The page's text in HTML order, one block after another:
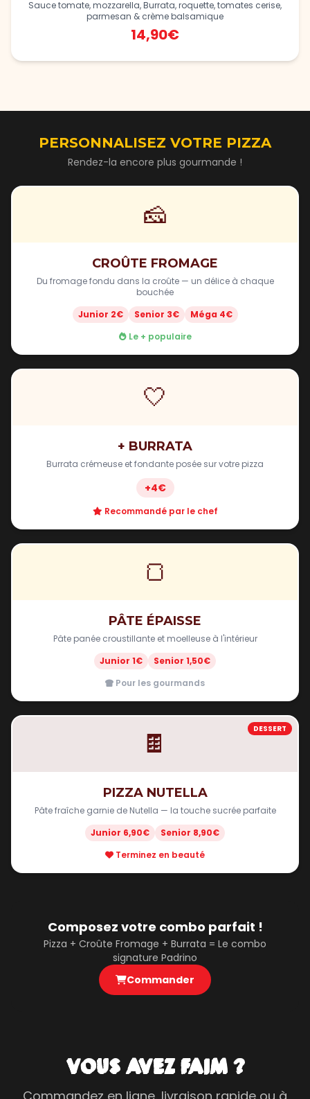
Sauce tomate, mozzarella, Burrata, roquette, tomates cerise,
parmesan & crème balsamique
14,90€
PERSONNALISEZ VOTRE PIZZA
Rendez-la encore plus gourmande !
🧀
CROÛTE FROMAGE
Du fromage fondu dans la croûte — un délice à chaque
bouchée
Junior 2€
Senior 3€
Méga 4€
Le + populaire
🤍
+ BURRATA
Burrata crémeuse et fondante posée sur votre pizza
+4€
Recommandé par le chef
🍞
PÂTE ÉPAISSE
Pâte panée croustillante et moelleuse à l'intérieur
Junior 1€
Senior 1,50€
Pour les gourmands
DESSERT
🍫
PIZZA NUTELLA
Pâte fraîche garnie de Nutella — la touche sucrée parfaite
Junior 6,90€
Senior 8,90€
Terminez en beauté
Composez votre combo parfait !
Pizza + Croûte Fromage + Burrata = Le combo
signature Padrino
Commander
VOUS AVEZ FAIM ?